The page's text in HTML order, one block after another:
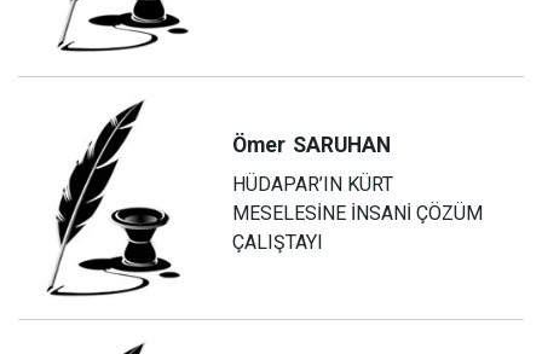
Ömer SARUHAN
HÜDAPAR’IN KÜRT
MESELESİNE İNSANİ ÇÖZÜM
ÇALIŞTAYI